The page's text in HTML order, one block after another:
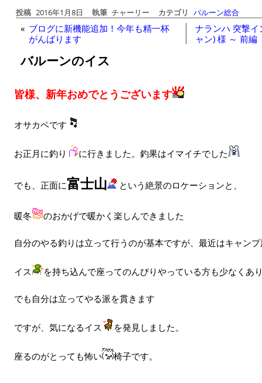
投稿 2016年1月8日 執筆 チャーリー カテゴリ バルーン総合
« ブログに新機能追加！今年も精一杯
がんばります
ナランハ 突撃
ャン) 様 ～ 前編
バルーンのイス
皆様、新年おめでとうございます
オサカベです
お正月に釣り に行きました。釣果はイマイチでした
でも、正面に富士山 という絶景のロケーションと、
暖冬 のおかげで暖かく楽しんできました
自分のやる釣りは立って行うのが基本ですが、最近はキャン
イス を持ち込んで座ってのんびりやっている方も少なくあ
でも自分は立ってやる派を貫きます
ですが、気になるイス を発見しました。
座るのがとっても怖い 椅子です。